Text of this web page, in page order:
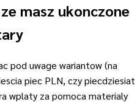
masz ukonczone
pod uwage wariantow (na
piec PLN, czy piecdziesiat
wplaty za pomoca materialy